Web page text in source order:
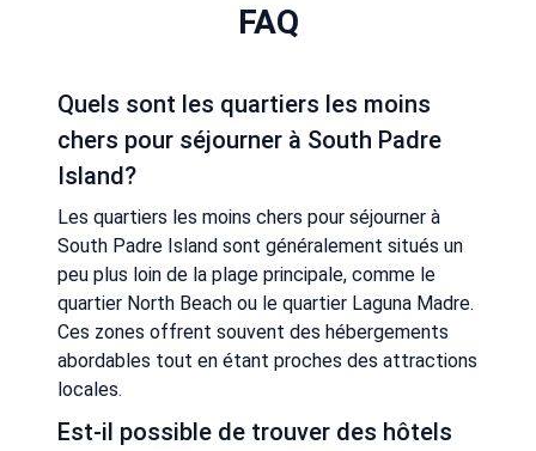
FAQ
Quels sont les quartiers les moins
chers pour séjourner à South Padre
Island?
Les quartiers les moins chers pour séjourner à
South Padre Island sont généralement situés un
peu plus loin de la plage principale, comme le
quartier North Beach ou le quartier Laguna Madre.
Ces zones offrent souvent des hébergements
abordables tout en étant proches des attractions
locales.
Est-il possible de trouver des hôtels